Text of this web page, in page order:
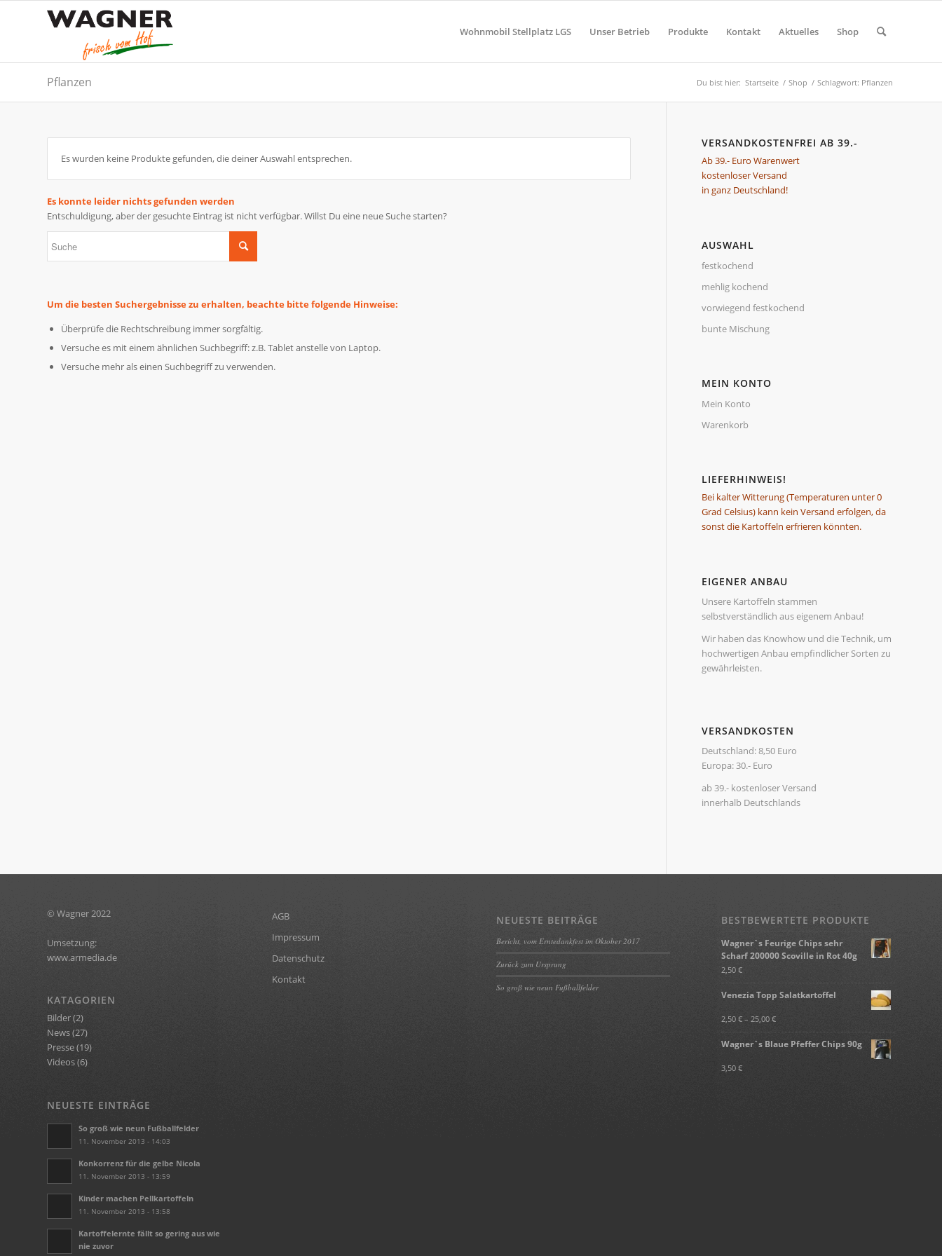
Wohnmobil Stellplatz LGS Unser Betrieb Produkte Kontakt Aktuelles Shop
Pflanzen Du bist hier: Startseite / Shop / Schlagwort: Pflanzen
Es wurden keine Produkte gefunden, die deiner Auswahl entsprechen.
Es konnte leider nichts gefunden werden
Entschuldigung, aber der gesuchte Eintrag ist nicht verfügbar. Willst Du eine neue Suche starten?
Um die besten Suchergebnisse zu erhalten, beachte bitte folgende Hinweise:
Überprüfe die Rechtschreibung immer sorgfältig.
Versuche es mit einem ähnlichen Suchbegriff: z.B. Tablet anstelle von Laptop.
Versuche mehr als einen Suchbegriff zu verwenden.
VERSANDKOSTENFREI AB 39.-
Ab 39.- Euro Warenwert
kostenloser Versand
in ganz Deutschland!
AUSWAHL
festkochend
mehlig kochend
vorwiegend festkochend
bunte Mischung
MEIN KONTO
Mein Konto
Warenkorb
LIEFERHINWEIS!
Bei kalter Witterung (Temperaturen unter 0
Grad Celsius) kann kein Versand erfolgen, da
sonst die Kartoffeln erfrieren könnten.
EIGENER ANBAU
Unsere Kartoffeln stammen
selbstverständlich aus eigenem Anbau!
Wir haben das Knowhow und die Technik, um
hochwertigen Anbau empfindlicher Sorten zu
gewährleisten.
VERSANDKOSTEN
Deutschland: 8,50 Euro
Europa: 30.- Euro
ab 39.- kostenloser Versand
innerhalb Deutschlands
© Wagner 2022
Umsetzung:
www.armedia.de
KATAGORIEN
Bilder(2)
News(27)
Presse(19)
Videos(6)
NEUESTE EINTRÄGE
So groß wie neun Fußballfelder
11. November 2013 - 14:03
Konkorrenz für die gelbe Nicola
11. November 2013 - 13:59
Kinder machen Pellkartoffeln
11. November 2013 - 13:58
Kartoffelernte fällt so gering aus wie
nie zuvor
AGB
Impressum
Datenschutz
Kontakt
NEUESTE BEITRÄGE
Bericht, vom Erntedankfest im Oktober 2017
Zurück zum Ursprung
So groß wie neun Fußballfelder
BESTBEWERTETE PRODUKTE
Wagner`s Feurige Chips sehr
Scharf 200000 Scoville in Rot 40g
2,50 €
Venezia Topp Salatkartoffel
2,50 € – 25,00 €
Wagner`s Blaue Pfeffer Chips 90g
3,50 €